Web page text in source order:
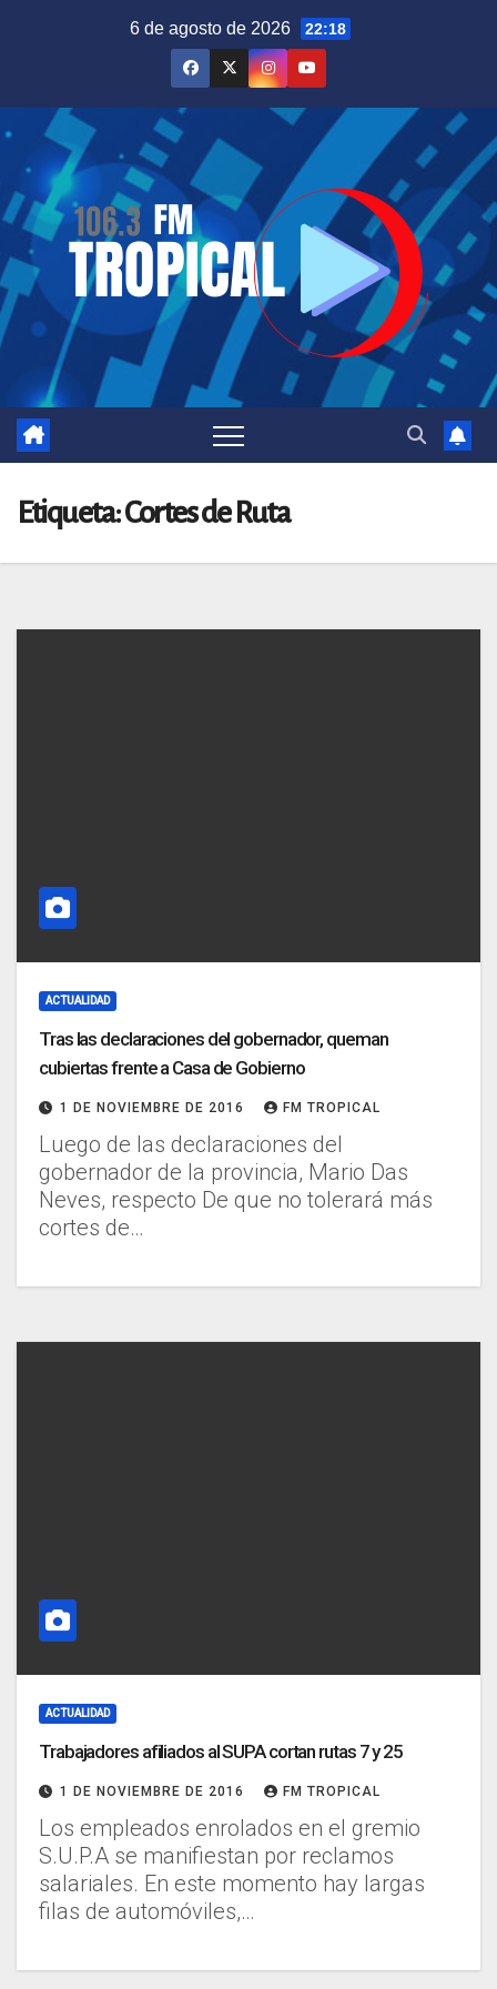
6 de agosto de 2026 22:18
Etiqueta:Cortes de Ruta
ACTUALIDAD
Tras las declaraciones del gobernador, queman
cubiertas frente a Casa de Gobierno
1 DE NOVIEMBRE DE 2016 FM TROPICAL
Luego de las declaraciones del
gobernador de la provincia, Mario Das
Neves, respecto De que no tolerará más
cortes de…
ACTUALIDAD
Trabajadores afiliados al SUPA cortan rutas 7 y 25
1 DE NOVIEMBRE DE 2016 FM TROPICAL
Los empleados enrolados en el gremio
S.U.P.A se manifiestan por reclamos
salariales. En este momento hay largas
filas de automóviles,…